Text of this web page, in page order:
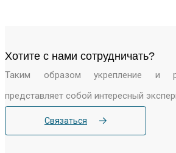
Хотите c нами сотрудничать?
Таким образом укрепление и
представляет собой интересный
Связаться